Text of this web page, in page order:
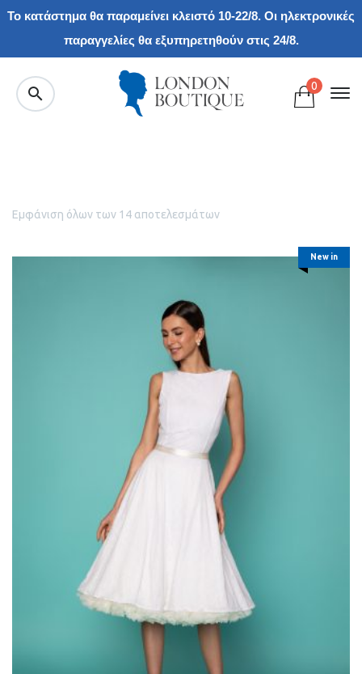
Το κατάστημα θα παραμείνει κλειστό 10-22/8. Οι ηλεκτρονικές
παραγγελίες θα εξυπηρετηθούν στις 24/8.
0
Εμφάνιση όλων των 14 αποτελεσμάτων
New in